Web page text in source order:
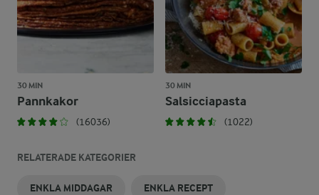
30 MIN
Pannkakor
(16036)
30 MIN
Salsicciapasta
(1022)
RELATERADE KATEGORIER
ENKLA MIDDAGAR ENKLA RECEPT